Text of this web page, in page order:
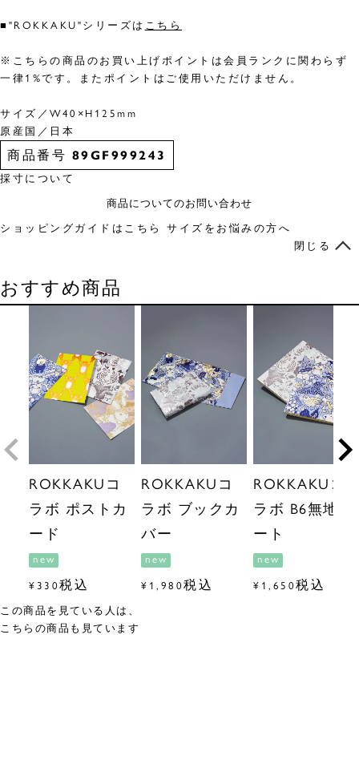
■"ROKKAKU"シリーズは こちら
※こちらの商品のお買い上げポイントは会員ランクに関わらず
一律1%です。またポイントはご使用いただけません。
サイズ／W40×H125mm
原産国／日本
商品番号 89GF999243
採寸について
商品についてのお問い合わせ
ショッピングガイドはこちら
サイズをお悩みの方へ
閉じる
おすすめ商品
ROKKAKUコ
ラボ ポストカ
ード
new
¥ 330 税込
ROKKAKUコ
ラボ ブックカ
バー
new
¥ 1,980 税込
ROKKAKUコ
ラボ B6無地ノ
ート
new
¥ 1,650 税込
この商品を見ている人は、
こちらの商品も見ています